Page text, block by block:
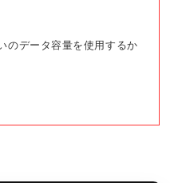
のデータ容量を使用するか